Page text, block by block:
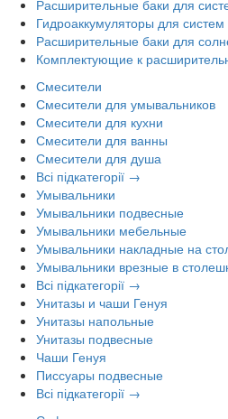
Расширительные баки для
Гидроаккумуляторы для
Расширительные баки для
Комплектующие к
Смесители
Смесители для умывальников
Смесители для кухни
Смесители для ванны
Смесители для душа
Всі підкатегорії →
Умывальники
Умывальники подвесные
Умывальники мебельные
Умывальники накладные на
Умывальники врезные в
Всі підкатегорії →
Унитазы и чаши Генуя
Унитазы напольные
Унитазы подвесные
Чаши Генуя
Писсуары подвесные
Всі підкатегорії →